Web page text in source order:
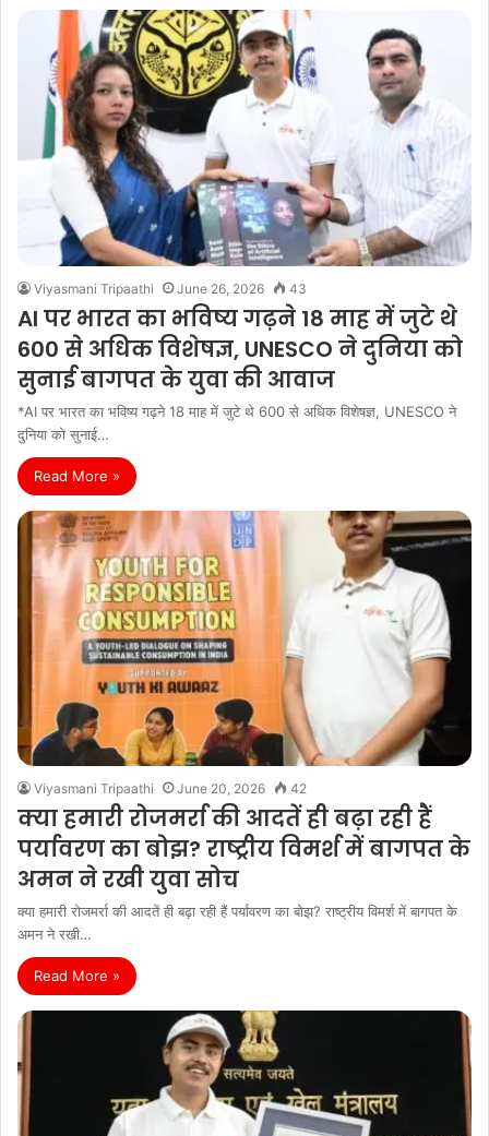
Viyasmani Tripaathi June 26, 2026 43
AI पर भारत का भविष्य गढ़ने 18 माह में जुटे थे
600 से अधिक विशेषज्ञ, UNESCO ने दुनिया को
सुनाई बागपत के युवा की आवाज
*AI पर भारत का भविष्य गढ़ने 18 माह में जुटे थे 600 से अधिक विशेषज्ञ, UNESCO ने
दुनिया को सुनाई…
Read More »
Viyasmani Tripaathi June 20, 2026 42
क्या हमारी रोजमर्रा की आदतें ही बढ़ा रही हैं
पर्यावरण का बोझ? राष्ट्रीय विमर्श में बागपत के
अमन ने रखी युवा सोच
क्या हमारी रोजमर्रा की आदतें ही बढ़ा रही हैं पर्यावरण का बोझ? राष्ट्रीय विमर्श में बागपत के
अमन ने रखी…
Read More »